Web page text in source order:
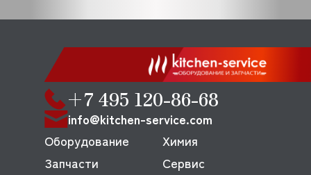
+7 495 120-86-68
info@kitchen-service.com
Оборудование
Запчасти
Химия
Сервис